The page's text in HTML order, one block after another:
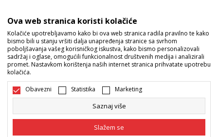
Bosna i Hercegovina Promijenite
Nastojimo da budemo što precizniji u opisu proizvoda, prikazu slika i
i bez grešaka. Svi artikli prikazani na sajtu su dio naše ponude i ne
Ova web stranica koristi kolačiće
Kolačiće upotrebljavamo kako bi ova web stranica radila pravilno te kako
bismo bili u stanju vršiti dalja unapređenja stranice sa svrhom
poboljšavanja vašeg korisničkog iskustva, kako bismo personalizovali
sadržaj i oglase, omogućili funkcionalnost društvenih medija i analizirali
promet. Nastavkom korištenja naših internet stranica prihvatate upotrebu
kolačića.
Obavezni Statistika Marketing
Saznaj više
Slažem se